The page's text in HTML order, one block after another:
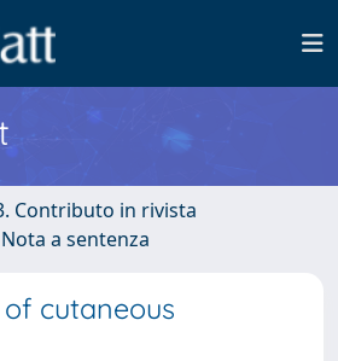
Contributo in rivista
a sentenza
cutaneous